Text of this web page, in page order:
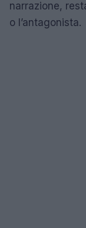
narrazione,
o l’antagonista.